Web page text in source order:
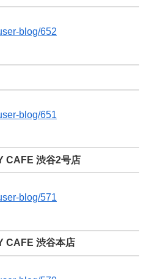
blog/652
blog/651
CAFE 渋谷2号店
blog/571
CAFE 渋谷本店